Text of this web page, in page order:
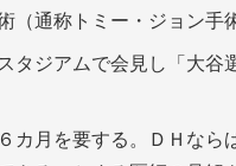
通称トミー・ジョン手
タジアムで会見し「大谷
カ月を要する。ＤＨなら